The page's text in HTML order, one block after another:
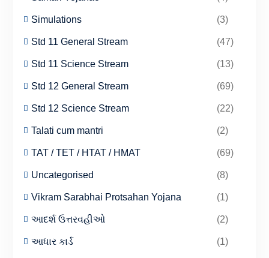
Simulations (3)
Std 11 General Stream (47)
Std 11 Science Stream (13)
Std 12 General Stream (69)
Std 12 Science Stream (22)
Talati cum mantri (2)
TAT / TET / HTAT / HMAT (69)
Uncategorised (8)
Vikram Sarabhai Protsahan Yojana (1)
આદર્શ ઉત્તરવહીઓ (2)
આધાર કાર્ડ (1)